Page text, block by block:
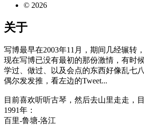
© 2026
关于
写博最早在2003年11月，期间几经辗转
现在写博已没有最初的那份激情，有时
学过、做过、以及会点的东西好像乱七
偶尔发发推，看左边的Tweet...
目前喜欢听听古琴，然后去山里走走，
1991年：
百里-鲁塘-洛江